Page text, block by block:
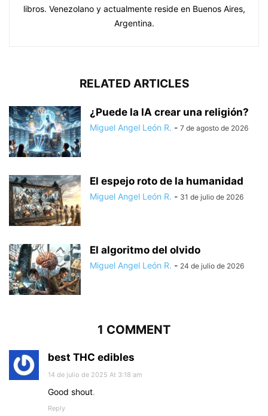
libros. Venezolano y actualmente reside en Buenos Aires,
Argentina.
RELATED ARTICLES
¿Puede la IA crear una religión?
Miguel Angel León R. - 7 de agosto de 2026
El espejo roto de la humanidad
Miguel Angel León R. - 31 de julio de 2026
El algoritmo del olvido
Miguel Angel León R. - 24 de julio de 2026
1 COMMENT
best THC edibles
14 de julio de 2025 At 3:18 am
Good shout.
Reply